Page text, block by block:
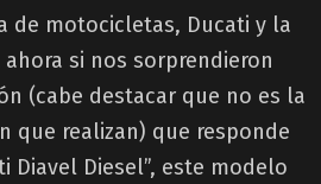
de motocicletas, Ducati y la
si nos sorprendieron
(cabe destacar que no es la
que realizan) que responde
Diavel Diesel”, este modelo